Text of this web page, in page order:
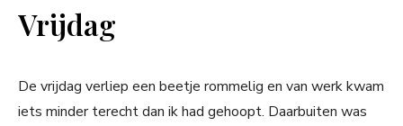
Vrijdag
De vrijdag verliep een beetje rommelig en van werk kwam
iets minder terecht dan ik had gehoopt. Daarbuiten was